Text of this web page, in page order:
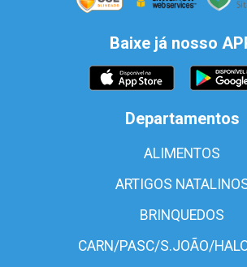
Baixe já nosso
Departamentos
ALIMENTOS
ARTIGOS
BRINQUEDOS
CARN/PASC/S.JOÃO/